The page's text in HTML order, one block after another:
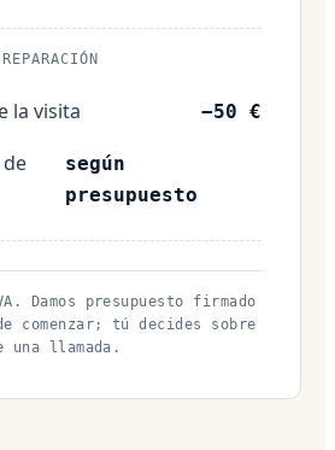
la visita −50 €
según
presupuesto
Damos presupuesto firmado
comenzar; tú decides sobre
una llamada.